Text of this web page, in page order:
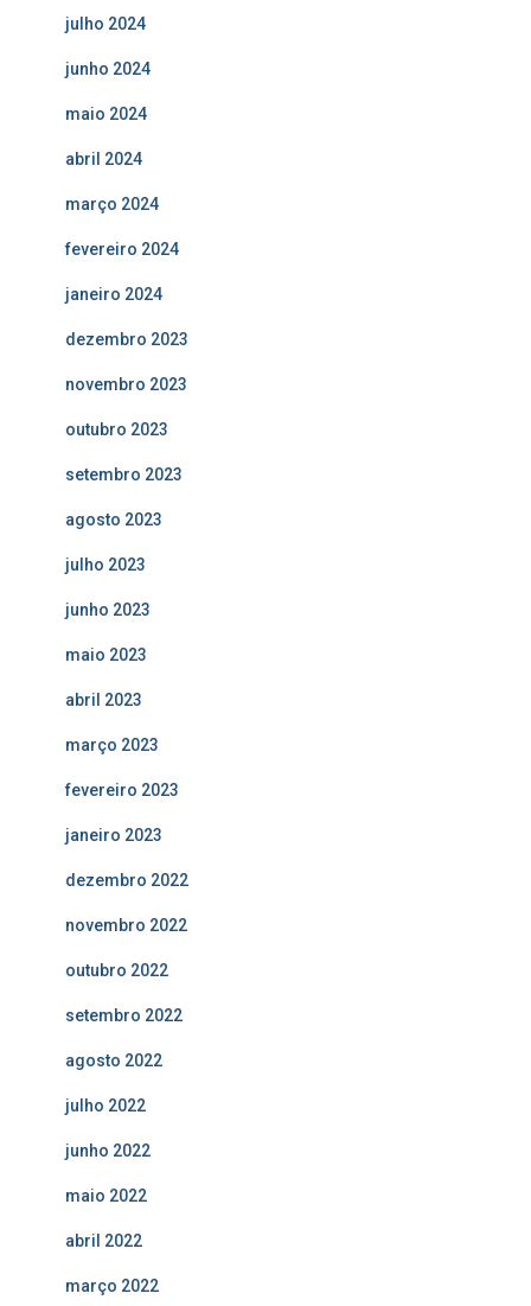
julho 2024
junho 2024
maio 2024
abril 2024
março 2024
fevereiro 2024
janeiro 2024
dezembro 2023
novembro 2023
outubro 2023
setembro 2023
agosto 2023
julho 2023
junho 2023
maio 2023
abril 2023
março 2023
fevereiro 2023
janeiro 2023
dezembro 2022
novembro 2022
outubro 2022
setembro 2022
agosto 2022
julho 2022
junho 2022
maio 2022
abril 2022
março 2022